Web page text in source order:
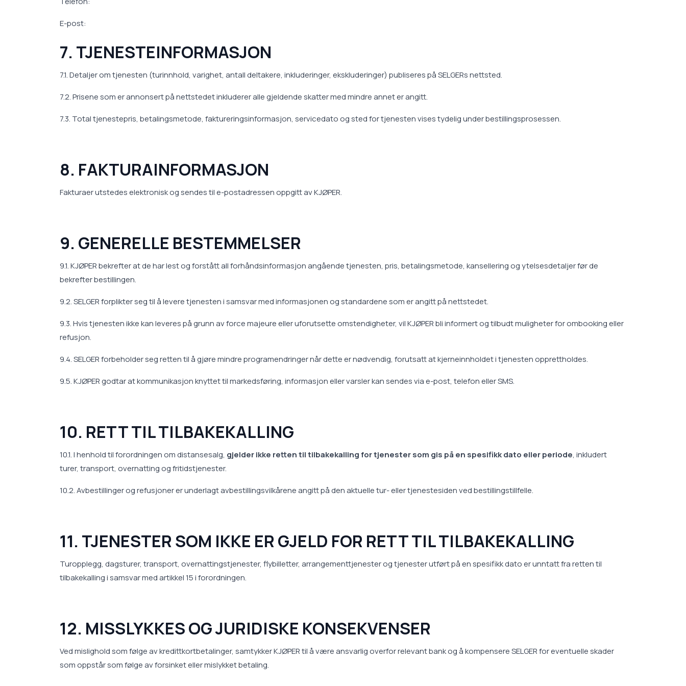
E-post:
7. TJENESTEINFORMASJON
7.1. Detaljer om tjenesten (turinnhold, varighet, antall deltakere, inkluderinger, ekskluderinger) publiseres på SELGERs nettsted.
7.2. Prisene som er annonsert på nettstedet inkluderer alle gjeldende skatter med mindre annet er angitt.
7.3. Total tjenestepris, betalingsmetode, faktureringsinformasjon, servicedato og sted for tjenesten vises tydelig under bestillingsprosessen.
8. FAKTURAINFORMASJON
Fakturaer utstedes elektronisk og sendes til e-postadressen oppgitt av KJØPER.
9. GENERELLE BESTEMMELSER
9.1. KJØPER bekrefter at de har lest og forstått all forhåndsinformasjon angående tjenesten, pris, betalingsmetode, kansellering og ytelsesdetaljer før de
bekrefter bestillingen.
9.2. SELGER forplikter seg til å levere tjenesten i samsvar med informasjonen og standardene som er angitt på nettstedet.
9.3. Hvis tjenesten ikke kan leveres på grunn av force majeure eller uforutsette omstendigheter, vil KJØPER bli informert og tilbudt muligheter for ombooking eller
refusjon.
9.4. SELGER forbeholder seg retten til å gjøre mindre programendringer når dette er nødvendig, forutsatt at kjerneinnholdet i tjenesten opprettholdes.
9.5. KJØPER godtar at kommunikasjon knyttet til markedsføring, informasjon eller varsler kan sendes via e-post, telefon eller SMS.
10. RETT TIL TILBAKEKALLING
10.1. I henhold til forordningen om distansesalg, gjelder ikke retten til tilbakekalling for tjenester som gis på en spesifikk dato eller periode, inkludert
turer, transport, overnatting og fritidstjenester.
10.2. Avbestillinger og refusjoner er underlagt avbestillingsvilkårene angitt på den aktuelle tur- eller tjenestesiden ved bestillingstillfelle.
11. TJENESTER SOM IKKE ER GJELD FOR RETT TIL TILBAKEKALLING
Turopplegg, dagsturer, transport, overnattingstjenester, flybilletter, arrangementtjenester og tjenester utført på en spesifikk dato er unntatt fra retten til
tilbakekalling i samsvar med artikkel 15 i forordningen.
12. MISSLYKKES OG JURIDISKE KONSEKVENSER
Ved mislighold som følge av kredittkortbetalinger, samtykker KJØPER til å være ansvarlig overfor relevant bank og å kompensere SELGER for eventuelle skader
som oppstår som følge av forsinket eller mislykket betaling.